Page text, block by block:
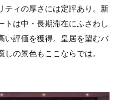
ティの厚さには定評あり。新
トは中・長期滞在にふさわし
い評価を獲得。皇居を望むバ
の景色もここならでは。